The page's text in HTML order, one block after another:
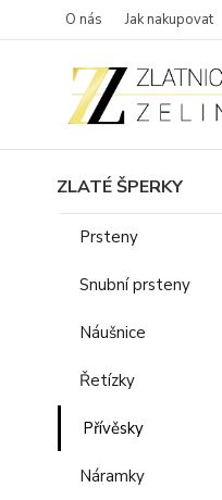
O nás Jak nakupovat
ZLATÉ ŠPERKY
Prsteny
Snubní prsteny
Náušnice
Řetízky
Přívěsky
Náramky